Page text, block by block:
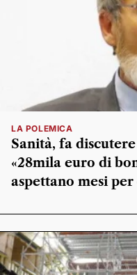
LA POLEMICA
Sanità, fa
«28mila euro di
aspettano mesi per